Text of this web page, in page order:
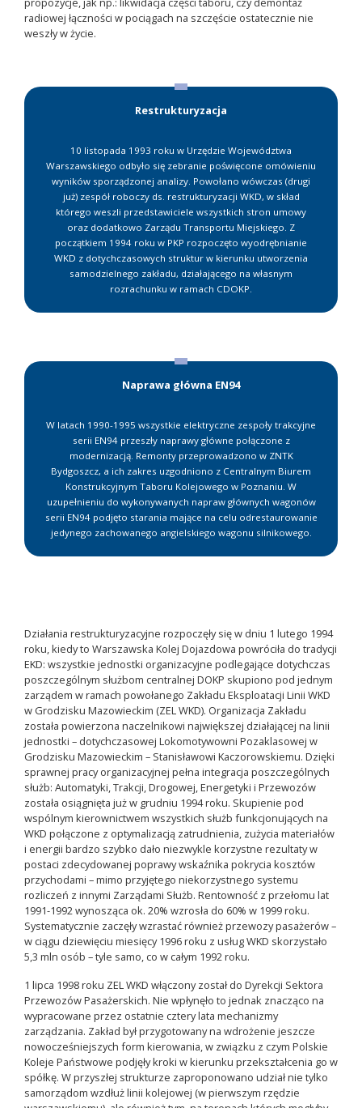
radiowej łączności w pociągach na szczęście ostatecznie nie
weszły w życie.
Restrukturyzacja
10 listopada 1993 roku w Urzędzie Województwa
Warszawskiego odbyło się zebranie poświęcone omówieniu
wyników sporządzonej analizy. Powołano wówczas (drugi
już) zespół roboczy ds. restrukturyzacji WKD, w skład
którego weszli przedstawiciele wszystkich stron umowy
oraz dodatkowo Zarządu Transportu Miejskiego. Z
początkiem 1994 roku w PKP rozpoczęto wyodrębnianie
WKD z dotychczasowych struktur w kierunku utworzenia
samodzielnego zakładu, działającego na własnym
rozrachunku w ramach CDOKP.
Naprawa główna EN94
W latach 1990-1995 wszystkie elektryczne zespoły trakcyjne
serii EN94 przeszły naprawy główne połączone z
modernizacją. Remonty przeprowadzono w ZNTK
Bydgoszcz, a ich zakres uzgodniono z Centralnym Biurem
Konstrukcyjnym Taboru Kolejowego w Poznaniu. W
uzupełnieniu do wykonywanych napraw głównych wagonów
serii EN94 podjęto starania mające na celu odrestaurowanie
jedynego zachowanego angielskiego wagonu silnikowego.
Działania restrukturyzacyjne rozpoczęły się w dniu 1 lutego 1994
roku, kiedy to Warszawska Kolej Dojazdowa powróciła do tradycji
EKD: wszystkie jednostki organizacyjne podlegające dotychczas
poszczególnym służbom centralnej DOKP skupiono pod jednym
zarządem w ramach powołanego Zakładu Eksploatacji Linii WKD
w Grodzisku Mazowieckim (ZEL WKD). Organizacja Zakładu
została powierzona naczelnikowi największej działającej na linii
jednostki – dotychczasowej Lokomotywowni Pozaklasowej w
Grodzisku Mazowieckim – Stanisławowi Kaczorowskiemu. Dzięki
sprawnej pracy organizacyjnej pełna integracja poszczególnych
służb: Automatyki, Trakcji, Drogowej, Energetyki i Przewozów
została osiągnięta już w grudniu 1994 roku. Skupienie pod
wspólnym kierownictwem wszystkich służb funkcjonujących na
WKD połączone z optymalizacją zatrudnienia, zużycia materiałów
i energii bardzo szybko dało niezwykle korzystne rezultaty w
postaci zdecydowanej poprawy wskaźnika pokrycia kosztów
przychodami – mimo przyjętego niekorzystnego systemu
rozliczeń z innymi Zarządami Służb. Rentowność z przełomu lat
1991-1992 wynosząca ok. 20% wzrosła do 60% w 1999 roku.
Systematycznie zaczęły wzrastać również przewozy pasażerów –
w ciągu dziewięciu miesięcy 1996 roku z usług WKD skorzystało
5,3 mln osób – tyle samo, co w całym 1992 roku.
1 lipca 1998 roku ZEL WKD włączony został do Dyrekcji Sektora
Przewozów Pasażerskich. Nie wpłynęło to jednak znacząco na
wypracowane przez ostatnie cztery lata mechanizmy
zarządzania. Zakład był przygotowany na wdrożenie jeszcze
nowocześniejszych form kierowania, w związku z czym Polskie
Koleje Państwowe podjęły kroki w kierunku przekształcenia go w
spółkę. W przyszłej strukturze zaproponowano udział nie tylko
samorządom wzdłuż linii kolejowej (w pierwszym rzędzie